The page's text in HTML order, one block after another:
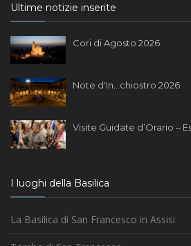
Ultime notizie inserite
Cori di Agosto 2026
Note d'In...chiostro 2026
Visite Guidate d’Orario –
I luoghi della Basilica
La Basilica di San Francesco in Assisi